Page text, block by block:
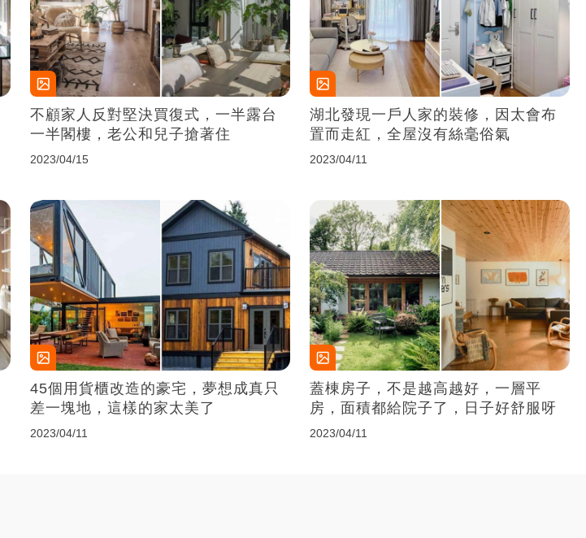
不顧家人反對堅決買復式，一半露台
一半閣樓，老公和兒子搶著住
2023/04/15
湖北發現一戶人家的裝修，因太會布
置而走紅，全屋沒有絲毫俗氣
2023/04/11
45個用貨櫃改造的豪宅，夢想成真只
差一塊地，這樣的家太美了
2023/04/11
蓋棟房子，不是越高越好，一層平
房，面積都給院子了，日子好舒服呀
2023/04/11